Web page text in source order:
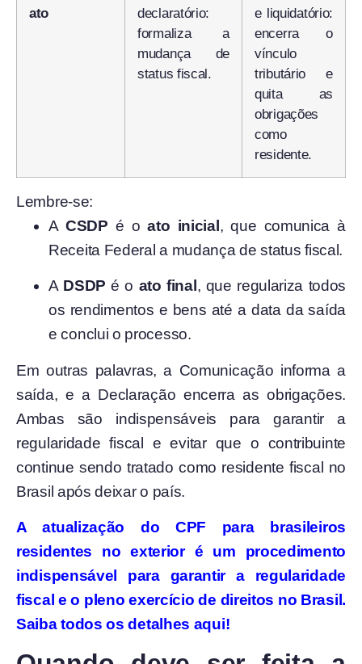
ato
declaratório:
formaliza a
mudança de
status fiscal.
e liquidatório:
encerra o
vínculo
tributário e
quita as
obrigações
como
residente.
Lembre-se:
A CSDP é oato inicial, que comunica à
Receita Federal a mudança de status fiscal.
A DSDP é o ato final , que regulariza todos
os rendimentos e bens até a data da saída
e conclui o processo.
Em outras palavras, a Comunicação informa a
saída, e a Declaração encerra as obrigações.
Ambas são indispensáveis para garantir a
regularidade fiscal e evitar que o contribuinte
continue sendo tratado como residente fiscal no
Brasil após deixar o país.
A atualização do CPF para brasileiros
residentes no exterior é um procedimento
indispensável para garantir a regularidade
fiscal e o pleno exercício de direitos no Brasil.
Saiba todos os detalhes aqui!